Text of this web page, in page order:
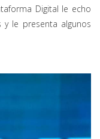
Digital le echo
le presenta algunos